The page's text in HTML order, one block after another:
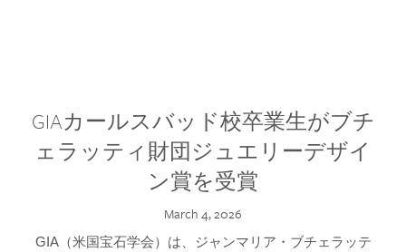
GIAカールスバッド校卒業生がブチ
ェラッティ財団ジュエリーデザイ
ン賞を受賞
March 4, 2026
GIA（米国宝石学会）は、ジャンマリア・ブチェラッテ